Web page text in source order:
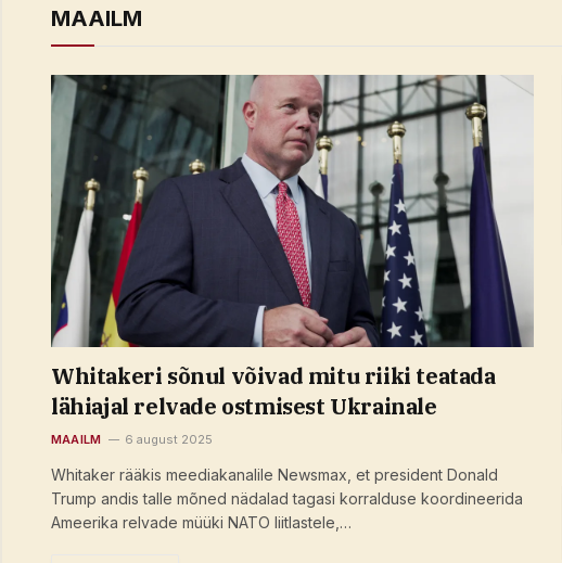
MAAILM
Whitakeri sõnul võivad mitu riiki teatada
lähiajal relvade ostmisest Ukrainale
MAAILM 6 august 2025
Whitaker rääkis meediakanalile Newsmax, et president Donald
Trump andis talle mõned nädalad tagasi korralduse koordineerida
Ameerika relvade müüki NATO liitlastele,…